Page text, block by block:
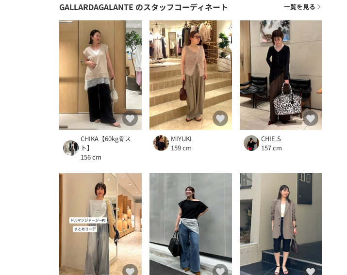
GALLARDAGALANTE のスタッフコーディネート 一覧を見る
CHIKA【60kg骨ス
ト】
156 cm
MIYUKI
159 cm
CHIE.S
157 cm